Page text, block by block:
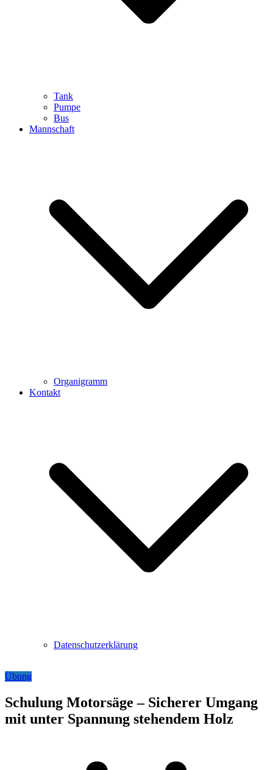
Tank
Pumpe
Bus
Mannschaft
Organigramm
Kontakt
Datenschutzerklärung
Übung
Schulung Motorsäge – Sicherer Umgang
mit unter Spannung stehendem Holz